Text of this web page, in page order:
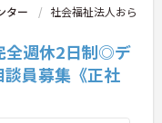
ター
社会福祉法人おら
全週休2日制◎デ
員募集《正社